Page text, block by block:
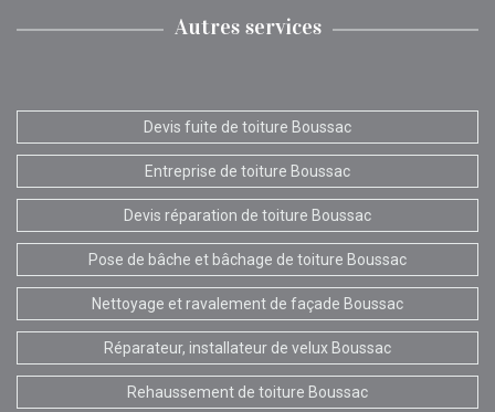
Autres services
Devis fuite de toiture Boussac
Entreprise de toiture Boussac
Devis réparation de toiture Boussac
Pose de bâche et bâchage de toiture Boussac
Nettoyage et ravalement de façade Boussac
Réparateur, installateur de velux Boussac
Rehaussement de toiture Boussac